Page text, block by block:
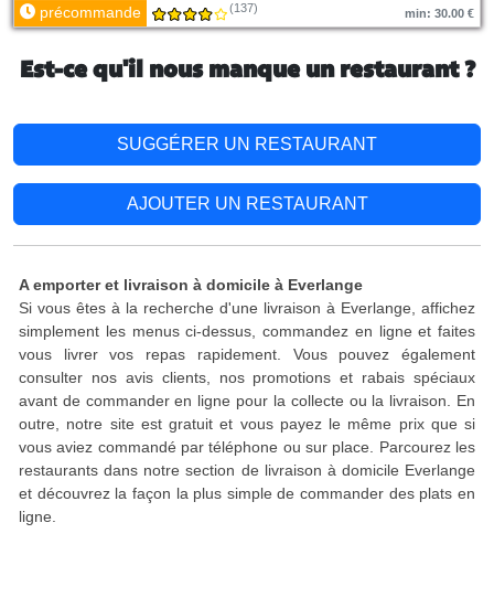
précommande (137) min: 30.00 €
Est-ce qu'il nous manque un restaurant ?
SUGGÉRER UN RESTAURANT
AJOUTER UN RESTAURANT
A emporter et livraison à domicile à Everlange
Si vous êtes à la recherche d'une livraison à Everlange, affichez
simplement les menus ci-dessus, commandez en ligne et faites
vous livrer vos repas rapidement. Vous pouvez également
consulter nos avis clients, nos promotions et rabais spéciaux
avant de commander en ligne pour la collecte ou la livraison. En
outre, notre site est gratuit et vous payez le même prix que si
vous aviez commandé par téléphone ou sur place. Parcourez les
restaurants dans notre section de livraison à domicile Everlange
et découvrez la façon la plus simple de commander des plats en
ligne.